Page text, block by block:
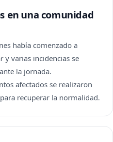
en una comunidad
había comenzado a
varias incidencias se
la jornada.
afectados se realizaron
recuperar la normalidad.